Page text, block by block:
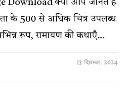
Download क्या आप जानते हैं
के 500 से अधिक चित्र उपलब्ध
रूप, रामायण की कथाएँ…
13 दिसम्बर, 2024